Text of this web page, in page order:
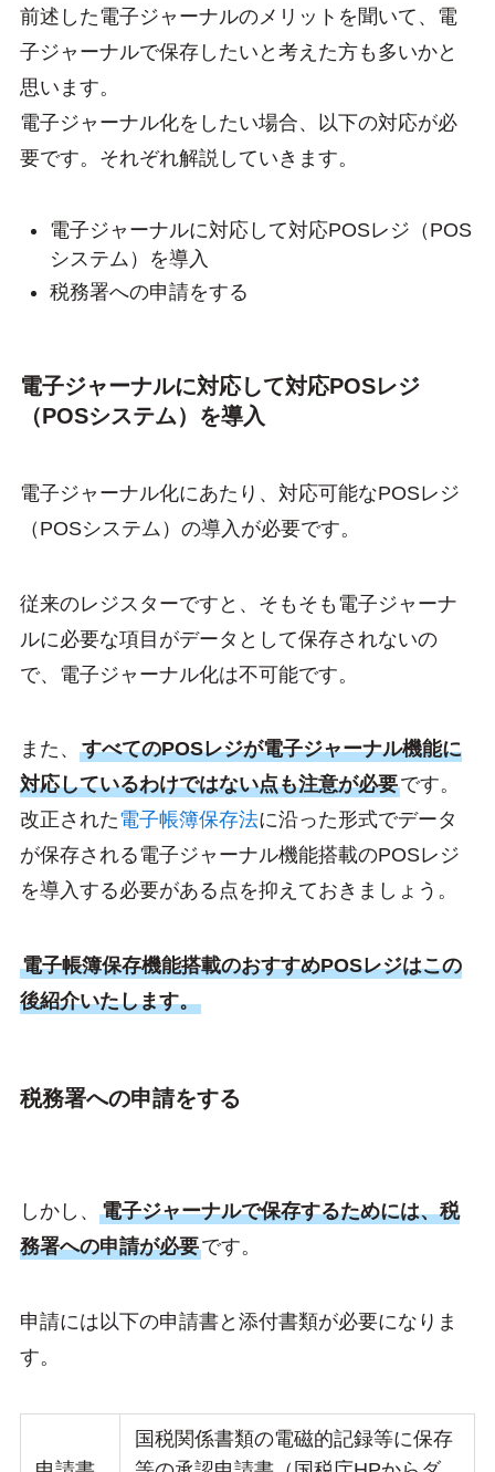
前述した電子ジャーナルのメリットを聞いて、電
子ジャーナルで保存したいと考えた方も多いかと
思います。
電子ジャーナル化をしたい場合、以下の対応が必
要です。それぞれ解説していきます。
電子ジャーナルに対応して対応POSレジ（POS
システム）を導入
税務署への申請をする
電子ジャーナルに対応して対応POSレジ
（POSシステム）を導入
電子ジャーナル化にあたり、対応可能なPOSレジ
（POSシステム）の導入が必要です。
従来のレジスターですと、そもそも電子ジャーナ
ルに必要な項目がデータとして保存されないの
で、電子ジャーナル化は不可能です。
また、 すべてのPOSレジが電子ジャーナル機能に
対応しているわけではない点も注意が必要です。
改正された電子帳簿保存法に沿った形式でデータ
が保存される電子ジャーナル機能搭載のPOSレジ
を導入する必要がある点を抑えておきましょう。
電子帳簿保存機能搭載のおすすめPOSレジはこの
後紹介いたします。
税務署への申請をする
しかし、 電子ジャーナルで保存するためには、税
務署への申請が必要です。
申請には以下の申請書と添付書類が必要になりま
す。
国税関係書類の電磁的記録等に保存